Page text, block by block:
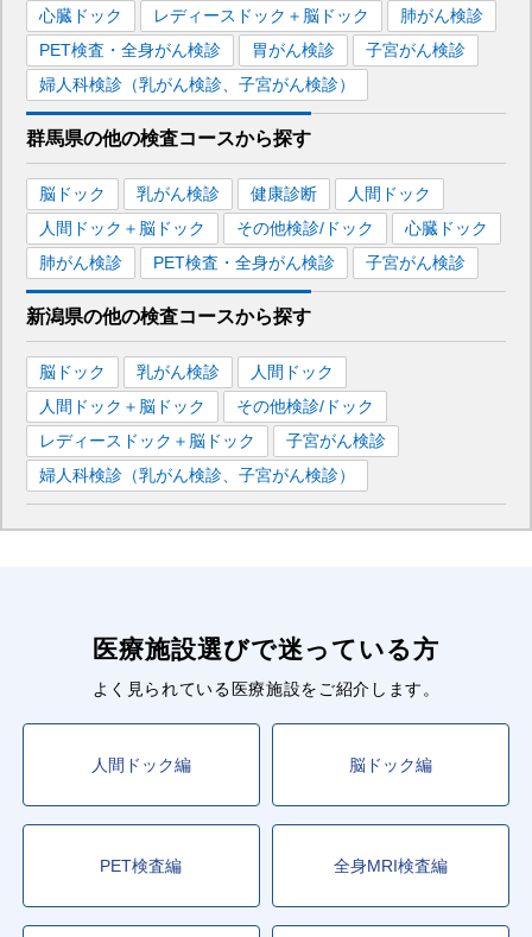
心臓ドック
レディースドック＋脳ドック
肺がん検診
PET検査・全身がん検診
胃がん検診
子宮がん検診
婦人科検診（乳がん検診、子宮がん検診）
群馬県の他の検査コースから探す
脳ドック 乳がん検診 健康診断
人間ドック
人間ドック＋脳ドック
その他検診/ドック
心臓ドック
肺がん検診
PET検査・全身がん検診 子宮がん検診
新潟県の他の検査コースから探す
脳ドック 乳がん検診
人間ドック
人間ドック＋脳ドック
その他検診/ドック
レディースドック＋脳ドック
子宮がん検診
婦人科検診（乳がん検診、子宮がん検診）
医療施設選びで迷っている方
よく見られている医療施設をご紹介します。
人間ドック編 脳ドック編
PET検査編 全身MRI検査編